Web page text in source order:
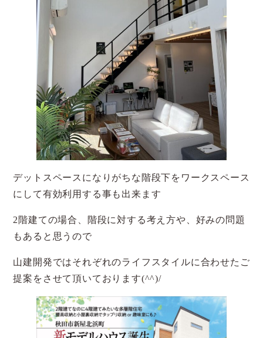
デットスペースになりがちな階段下をワークスペース
にして有効利用する事も出来ます
2階建ての場合、階段に対する考え方や、好みの問題
もあると思うので
山建開発ではそれぞれのライフスタイルに合わせたご
提案をさせて頂いております(^^)/